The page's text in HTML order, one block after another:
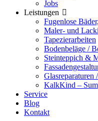
Jobs
Leistungen
Fugenlose
Maler- und
Tapezierarbeiten
Bodenbeläge /
Steinteppich &
Glasreparaturen
KalkKind –
Service
Blog
Kontakt